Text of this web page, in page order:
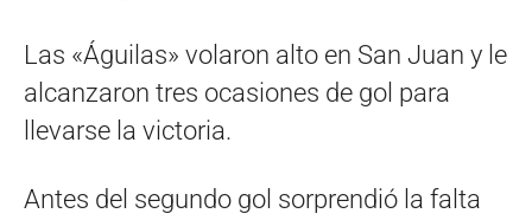
Las «Águilas» volaron alto en San Juan y le
alcanzaron tres ocasiones de gol para
llevarse la victoria.
Antes del segundo gol sorprendió la falta